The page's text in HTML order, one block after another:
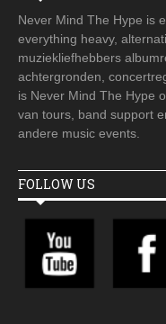
Never Mind The Hype is
everything heavy,
muziekliefhebbers
achtergronden,
is Never Mind The Hype
van tours, band support
andere music events.
FOLLOW US